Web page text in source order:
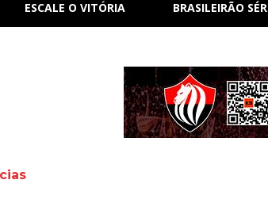
ESCALE O VITÓRIA BRASILEIRÃO